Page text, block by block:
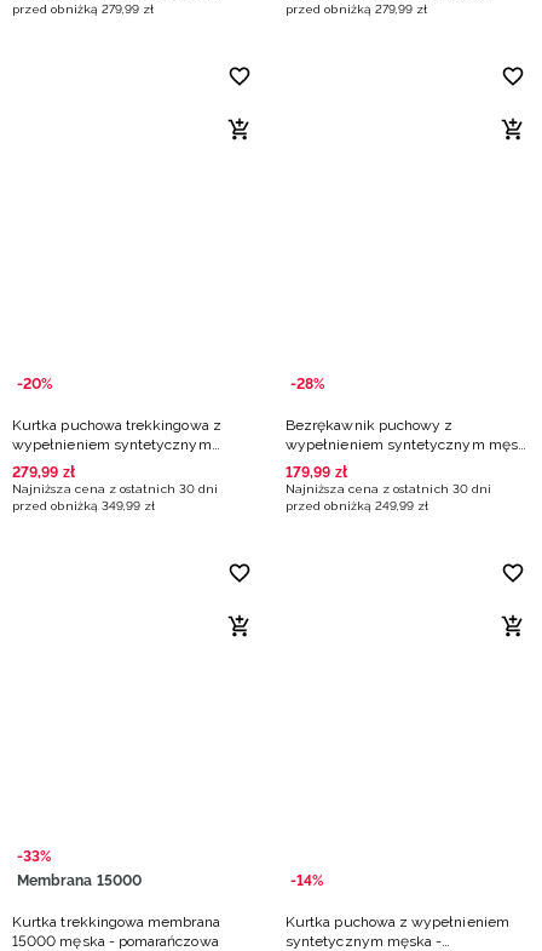
przed obniżką 279,99 zł
przed obniżką 279,99 zł
-20%
Kurtka puchowa trekkingowa z
wypełnieniem syntetycznym
męska - pomarańczowa
279,99 zł
Najniższa cena z ostatnich 30 dni
przed obniżką 349,99 zł
-28%
Bezrękawnik puchowy z
wypełnieniem syntetycznym męski
- pomarańczowy
179,99 zł
Najniższa cena z ostatnich 30 dni
przed obniżką 249,99 zł
-33%
Membrana 15000
Kurtka trekkingowa membrana
15000 męska - pomarańczowa
-14%
Kurtka puchowa z wypełnieniem
syntetycznym męska -